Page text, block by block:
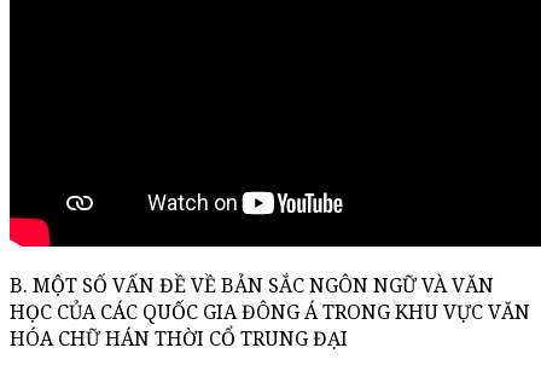
B. MỘT SỐ VẤN ĐỀ VỀ BẢN SẮC NGÔN NGỮ VÀ VĂN
HỌC CỦA CÁC QUỐC GIA ĐÔNG Á TRONG KHU VỰC VĂN
HÓA CHỮ HÁN THỜI CỔ TRUNG ĐẠI